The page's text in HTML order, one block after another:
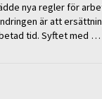
nya regler för
är att
tid. Syftet med …